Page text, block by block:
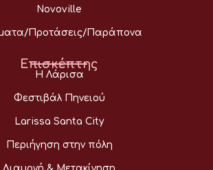
Novoville
Προτάσεις/Παράπονα
Επισκέπτης
Η Λάρισα
Φεστιβάλ Πηνειού
Larissa Santa City
Περιήγηση στην πόλη